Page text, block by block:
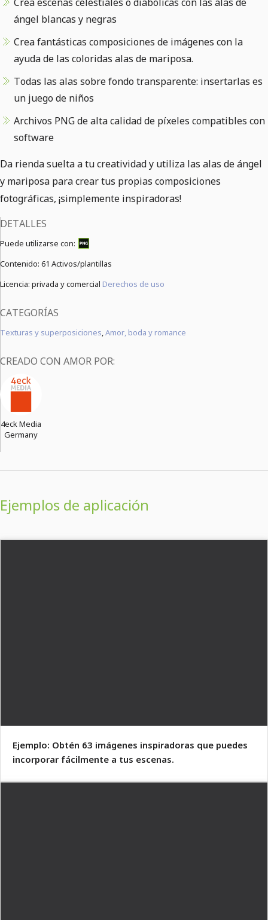
ángel blancas y negras
Crea fantásticas composiciones de imágenes con la
ayuda de las coloridas alas de mariposa.
Todas las alas sobre fondo transparente: insertarlas es
un juego de niños
Archivos PNG de alta calidad de píxeles compatibles con
software
Da rienda suelta a tu creatividad y utiliza las alas de ángel
y mariposa para crear tus propias composiciones
fotográficas, ¡simplemente inspiradoras!
DETALLES
Puede utilizarse con:
Contenido: 61 Activos/plantillas
Licencia: privada y comercial Derechos de uso
CATEGORÍAS
Texturas y superposiciones,Amor, boda y romance
CREADO CON AMOR POR:
4eck Media
Germany
Ejemplos de aplicación
Ejemplo: Obtén 63 imágenes inspiradoras que puedes
incorporar fácilmente a tus escenas.